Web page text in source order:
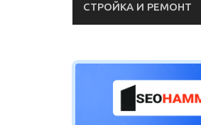
СТРОЙКА И РЕМОНТ